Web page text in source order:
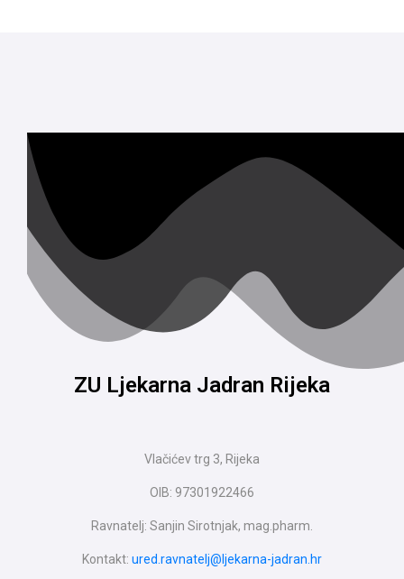
ZU Ljekarna Jadran Rijeka
Vlačićev trg 3, Rijeka
OIB: 97301922466
Ravnatelj: Sanjin Sirotnjak, mag.pharm.
Kontakt: ured.ravnatelj@ljekarna-jadran.hr